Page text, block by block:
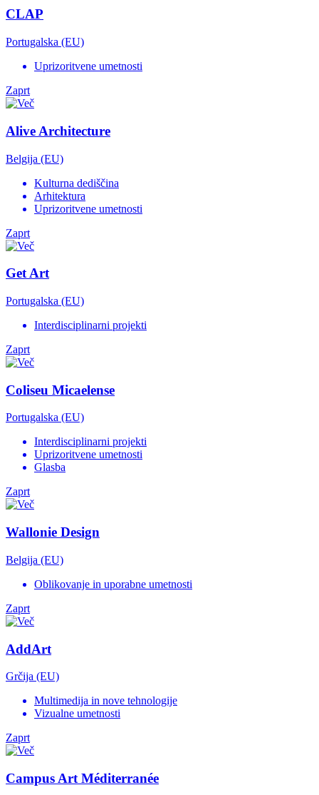
CLAP
Portugalska (EU)
Uprizoritvene umetnosti
Zaprt
Alive Architecture
Belgija (EU)
Kulturna dediščina
Arhitektura
Uprizoritvene umetnosti
Zaprt
Get Art
Portugalska (EU)
Interdisciplinarni projekti
Zaprt
Coliseu Micaelense
Portugalska (EU)
Interdisciplinarni projekti
Uprizoritvene umetnosti
Glasba
Zaprt
Wallonie Design
Belgija (EU)
Oblikovanje in uporabne umetnosti
Zaprt
AddArt
Grčija (EU)
Multimedija in nove tehnologije
Vizualne umetnosti
Zaprt
Campus Art Méditerranée